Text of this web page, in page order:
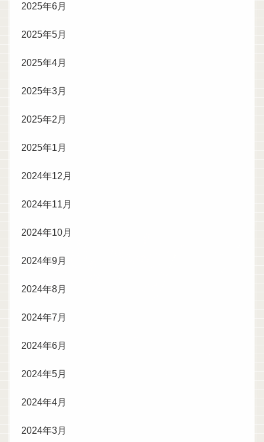
2025年6月
2025年5月
2025年4月
2025年3月
2025年2月
2025年1月
2024年12月
2024年11月
2024年10月
2024年9月
2024年8月
2024年7月
2024年6月
2024年5月
2024年4月
2024年3月